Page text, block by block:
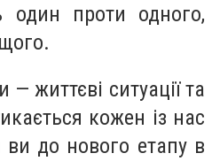
один проти одного,
— життєві ситуації та
кожен із нас
ви до нового етапу в